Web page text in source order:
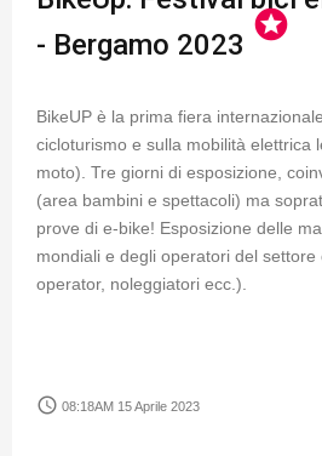
- Bergamo 2023
stars
BikeUP è la prima fiera
cicloturismo e sulla mobilità elettrica
moto). Tre giorni di esposizione,
(area bambini e spettacoli) ma
prove di e-bike! Esposizione delle
mondiali e degli operatori del settore
operator, noleggiatori ecc.).
access_time 08:18AM 15 Aprile 2023